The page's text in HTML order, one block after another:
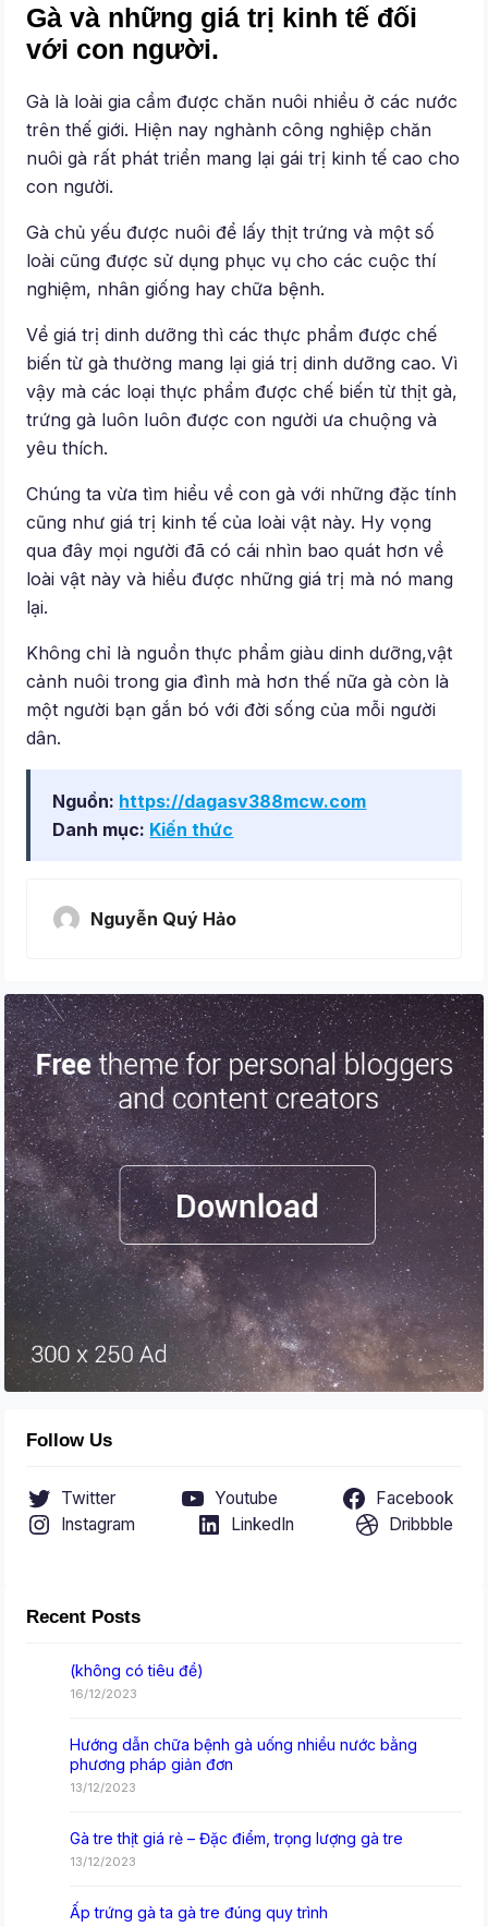
Gà và những giá trị kinh tế đối
với con người.
Gà là loài gia cầm được chăn nuôi nhiều ở các nước
trên thế giới. Hiện nay nghành công nghiệp chăn
nuôi gà rất phát triển mang lại gái trị kinh tế cao cho
con người.
Gà chủ yếu được nuôi để lấy thịt trứng và một số
loài cũng được sử dụng phục vụ cho các cuộc thí
nghiệm, nhân giống hay chữa bệnh.
Về giá trị dinh dưỡng thì các thực phẩm được chế
biến từ gà thường mang lại giá trị dinh dưỡng cao. Vì
vậy mà các loại thực phẩm được chế biến từ thịt gà,
trứng gà luôn luôn được con người ưa chuộng và
yêu thích.
Chúng ta vừa tìm hiểu về con gà với những đặc tính
cũng như giá trị kinh tế của loài vật này. Hy vọng
qua đây mọi người đã có cái nhìn bao quát hơn về
loài vật này và hiểu được những giá trị mà nó mang
lại.
Không chỉ là nguồn thực phẩm giàu dinh dưỡng,vật
cảnh nuôi trong gia đình mà hơn thế nữa gà còn là
một người bạn gắn bó với đời sống của mỗi người
dân.
Nguồn: https://dagasv388mcw.com
Danh mục: Kiến thức
Nguyễn Quý Hảo
Follow Us
Twitter Youtube
Facebook
Instagram
LinkedIn Dribbble
Recent Posts
(không có tiêu đề)
16/12/2023
Hướng dẫn chữa bệnh gà uống nhiều nước bằng
phương pháp giản đơn
13/12/2023
Gà tre thịt giá rẻ – Đặc điểm, trọng lượng gà tre
13/12/2023
Ấp trứng gà ta gà tre đúng quy trình